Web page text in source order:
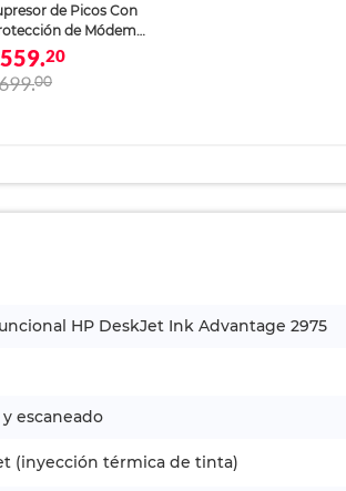
de Picos Con
de Módem
8 Salidas
20
00
HP DeskJet Ink Advantage 2975
escaneado
(inyección térmica de tinta)